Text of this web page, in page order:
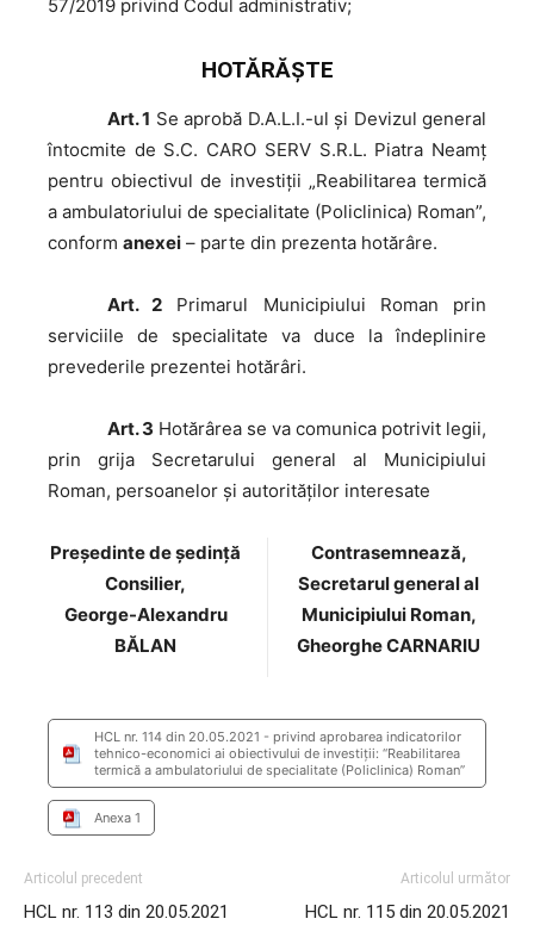
57/2019 privind Codul administrativ;
HOTĂRĂŞTE
Art. 1 Se aprobă D.A.L.I.-ul și Devizul general
întocmite de S.C. CARO SERV S.R.L. Piatra Neamț
pentru obiectivul de investiții „Reabilitarea termică
a ambulatoriului de specialitate (Policlinica) Roman”,
conform anexei – parte din prezenta hotărâre.
Art. 2 Primarul Municipiului Roman prin
serviciile de specialitate va duce la îndeplinire
prevederile prezentei hotărâri.
Art. 3 Hotărârea se va comunica potrivit legii,
prin grija Secretarului general al Municipiului
Roman, persoanelor și autorităţilor interesate
Preşedinte de şedinţă
Consilier,
George-Alexandru
BĂLAN
Contrasemnează,
Secretarul general al
Municipiului Roman,
Gheorghe CARNARIU
HCL nr. 114 din 20.05.2021 - privind aprobarea indicatorilor
tehnico-economici ai obiectivului de investiţii: “Reabilitarea
termică a ambulatoriului de specialitate (Policlinica) Roman”
Anexa 1
Articolul precedent
HCL nr. 113 din 20.05.2021
Articolul următor
HCL nr. 115 din 20.05.2021